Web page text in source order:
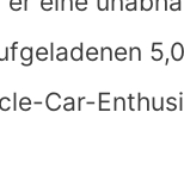
Car-